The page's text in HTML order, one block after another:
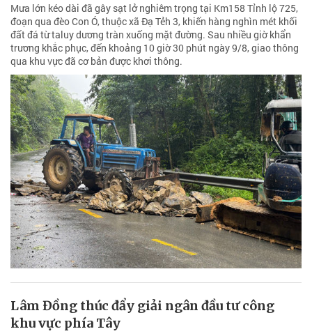
Mưa lớn kéo dài đã gây sạt lở nghiêm trọng tại Km158 Tỉnh lộ 725,
đoạn qua đèo Con Ó, thuộc xã Đạ Tẻh 3, khiến hàng nghìn mét khối
đất đá từ taluy dương tràn xuống mặt đường. Sau nhiều giờ khẩn
trương khắc phục, đến khoảng 10 giờ 30 phút ngày 9/8, giao thông
qua khu vực đã cơ bản được khơi thông.
Lâm Đồng thúc đẩy giải ngân đầu tư công
khu vực phía Tây